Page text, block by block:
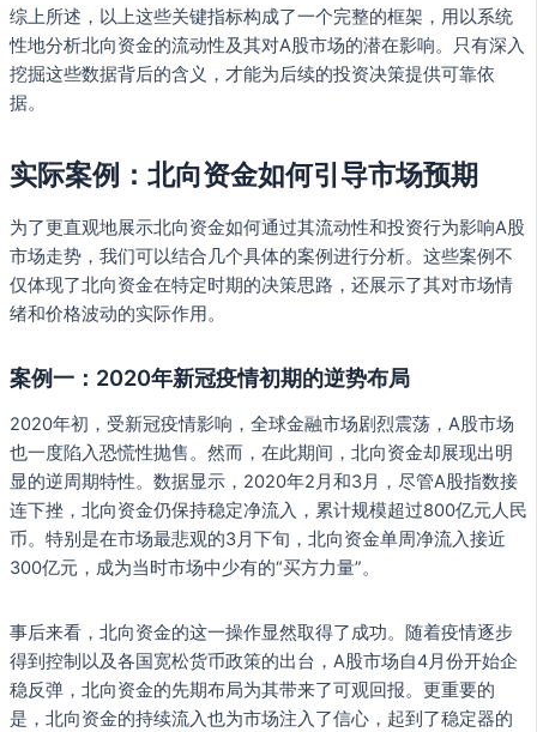
综上所述，以上这些关键指标构成了一个完整的框架，用以系统
性地分析北向资金的流动性及其对A股市场的潜在影响。只有深入
挖掘这些数据背后的含义，才能为后续的投资决策提供可靠依
据。
实际案例：北向资金如何引导市场预期
为了更直观地展示北向资金如何通过其流动性和投资行为影响A股
市场走势，我们可以结合几个具体的案例进行分析。这些案例不
仅体现了北向资金在特定时期的决策思路，还展示了其对市场情
绪和价格波动的实际作用。
案例一：2020年新冠疫情初期的逆势布局
2020年初，受新冠疫情影响，全球金融市场剧烈震荡，A股市场
也一度陷入恐慌性抛售。然而，在此期间，北向资金却展现出明
显的逆周期特性。数据显示，2020年2月和3月，尽管A股指数接
连下挫，北向资金仍保持稳定净流入，累计规模超过800亿元人民
币。特别是在市场最悲观的3月下旬，北向资金单周净流入接近
300亿元，成为当时市场中少有的“买方力量”。
事后来看，北向资金的这一操作显然取得了成功。随着疫情逐步
得到控制以及各国宽松货币政策的出台，A股市场自4月份开始企
稳反弹，北向资金的先期布局为其带来了可观回报。更重要的
是，北向资金的持续流入也为市场注入了信心，起到了稳定器的